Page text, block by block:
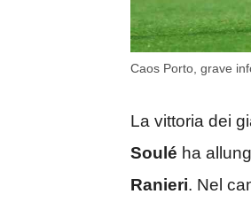
Caos Porto, grave
La vittoria dei
Soulé ha
Ranieri. Nel